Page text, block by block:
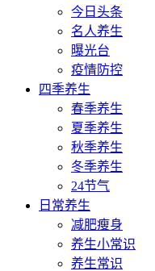
今日头条
名人养生
曝光台
疫情防控
四季养生
春季养生
夏季养生
秋季养生
冬季养生
24节气
日常养生
减肥瘦身
养生小常识
养生常识